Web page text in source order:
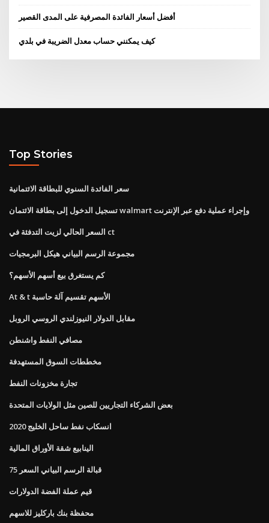
أفضل أسعار الفائدة المصرفية على المدى القصير
كيف يمكنني حساب معدل الضريبة في بلدي
Top Stories
سعر الفائدة السنوي للبطاقة الائتمانية
تسجيل الدخول إلى بطاقة الائتمان walmart وإجراء عملية دفع عبر الإنترنت
السعر الحالي لزيت التدفئة في ct
مجموعة الرسم البياني هيكل البرمجيات
كم يستغرق بيع أسهم الأسهم؟
At & t الأسهم تقسيم آلة حاسبة
مقابل الدولار النيوزلندي الروسي الروبل
مصافي النفط واشنطن
مخططات السوق المستهدفة
تجارة مخزونات النفط
بعض الشركاء التجاريين للصين مثل الولايات المتحدة
انسكاب نفط ساحل الخليج 2020
الينابيع شقة الأوراق المالية
75 قبالة الرسم البياني السعر
قيم عملة الفضة الدولارات
محفظة بنك باركليز للاسهم